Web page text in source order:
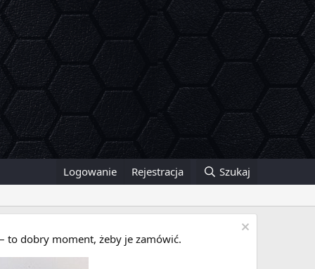
Logowanie Rejestracja Szukaj
to dobry moment, żeby je zamówić.